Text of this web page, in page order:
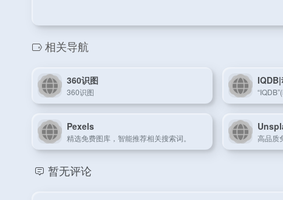
相关导航
360识图
360识图
Pexels
精选免费图库，智能推荐相关搜索词。 高品质
暂无评论